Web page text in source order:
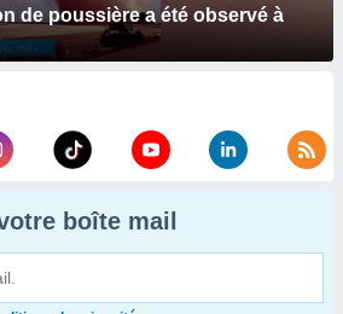
de poussière a été observé à
boîte mail